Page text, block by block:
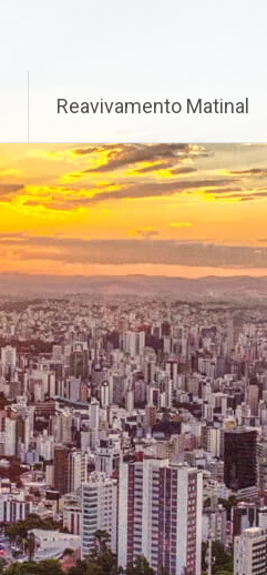
Reavivamento Matinal